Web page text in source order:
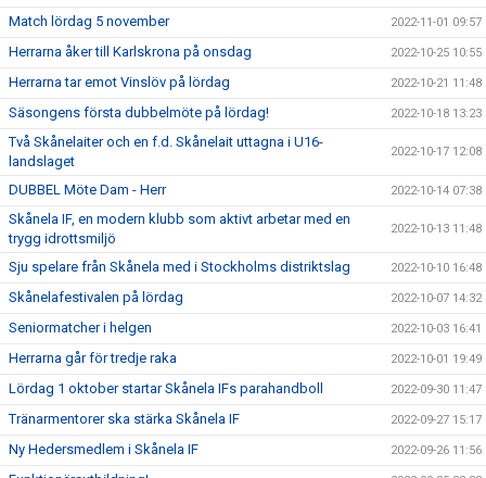
Match lördag 5 november 2022-11-01 09:57
Herrarna åker till Karlskrona på onsdag 2022-10-25 10:55
Herrarna tar emot Vinslöv på lördag 2022-10-21 11:48
Säsongens första dubbelmöte på lördag! 2022-10-18 13:23
Två Skånelaiter och en f.d. Skånelait uttagna i U16-
landslaget
2022-10-17 12:08
DUBBEL Möte Dam - Herr 2022-10-14 07:38
Skånela IF, en modern klubb som aktivt arbetar med en
trygg idrottsmiljö
2022-10-13 11:48
Sju spelare från Skånela med i Stockholms distriktslag 2022-10-10 16:48
Skånelafestivalen på lördag 2022-10-07 14:32
Seniormatcher i helgen 2022-10-03 16:41
Herrarna går för tredje raka 2022-10-01 19:49
Lördag 1 oktober startar Skånela IFs parahandboll 2022-09-30 11:47
Tränarmentorer ska stärka Skånela IF 2022-09-27 15:17
Ny Hedersmedlem i Skånela IF 2022-09-26 11:56